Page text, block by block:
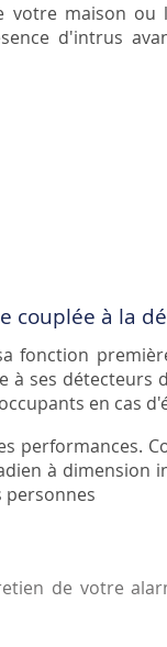
votre maison ou
d'intrus
couplée à la
fonction
à ses détecteurs
en cas
performances.
à dimension
personnes
de votre